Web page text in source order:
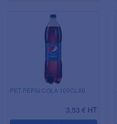
PET PEPSI COLA 100CLX6
3,53 € HT